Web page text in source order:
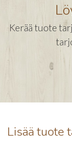
Kerää tuote
Lisää tuote